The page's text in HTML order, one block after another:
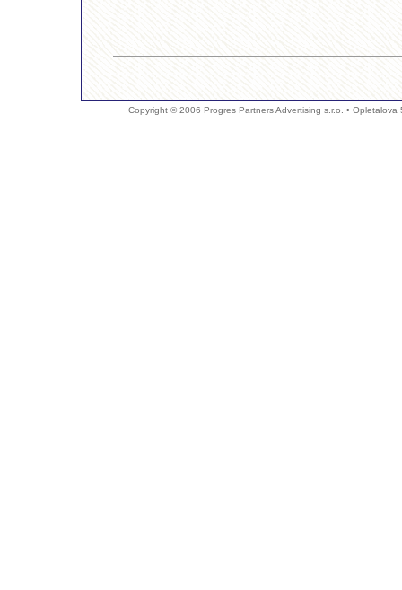
Copyright © 2006 Progres Partners Advertising s.r.o. • Opletalova